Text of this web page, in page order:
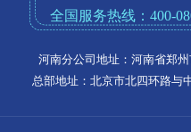
全国服务热线：400-
河南分公司地址：河南省郑
总部地址：北京市北四环路与